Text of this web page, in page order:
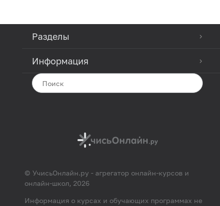
Разделы
Информация
© УчисьОнлайн.ру - агрегатор онлайн-курсов и
онлайн-школ, 2026
Информация о курсах и обучающих программах не